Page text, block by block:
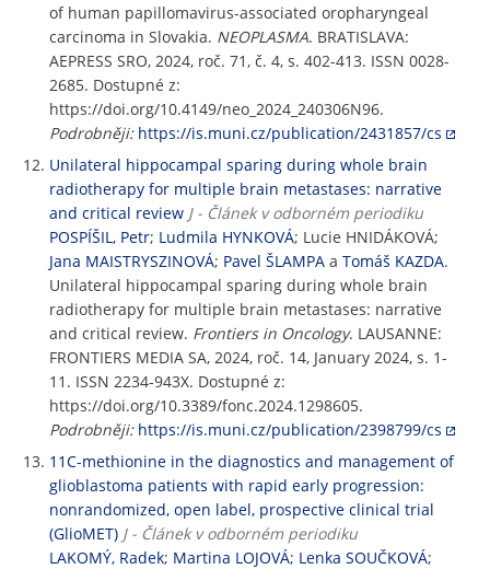
of human papillomavirus-associated oropharyngeal
carcinoma in Slovakia. NEOPLASMA. BRATISLAVA:
AEPRESS SRO, 2024, roč. 71, č. 4, s. 402-413. ISSN 0028-
2685. Dostupné z:
https://doi.org/10.4149/neo_2024_240306N96.
Podrobněji: https://is.muni.cz/publication/2431857/cs
Unilateral hippocampal sparing during whole brain
radiotherapy for multiple brain metastases: narrative
and critical review J - Článek v odborném periodiku
POSPÍŠIL, Petr; Ludmila HYNKOVÁ; Lucie HNIDÁKOVÁ;
Jana MAISTRYSZINOVÁ; Pavel ŠLAMPA a Tomáš KAZDA.
Unilateral hippocampal sparing during whole brain
radiotherapy for multiple brain metastases: narrative
and critical review. Frontiers in Oncology. LAUSANNE:
FRONTIERS MEDIA SA, 2024, roč. 14, January 2024, s. 1-
11. ISSN 2234-943X. Dostupné z:
https://doi.org/10.3389/fonc.2024.1298605.
Podrobněji: https://is.muni.cz/publication/2398799/cs
11C-methionine in the diagnostics and management of
glioblastoma patients with rapid early progression:
nonrandomized, open label, prospective clinical trial
(GlioMET) J - Článek v odborném periodiku
LAKOMÝ, Radek; Martina LOJOVÁ; Lenka SOUČKOVÁ;